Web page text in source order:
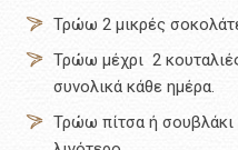
Τρώω 2 μικρές
Τρώω μέχρι 2
συνολικά κάθε ημέρα.
Τρώω πίτσα ή